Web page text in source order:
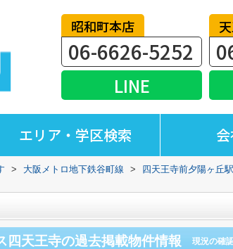
昭和町本店
06-6626-5252
LINE
エリア・学区検索
> 大阪メトロ地下鉄谷町線 >
四天王寺前夕陽ヶ丘駅
四天王寺の過去掲載物件情報 現況の確